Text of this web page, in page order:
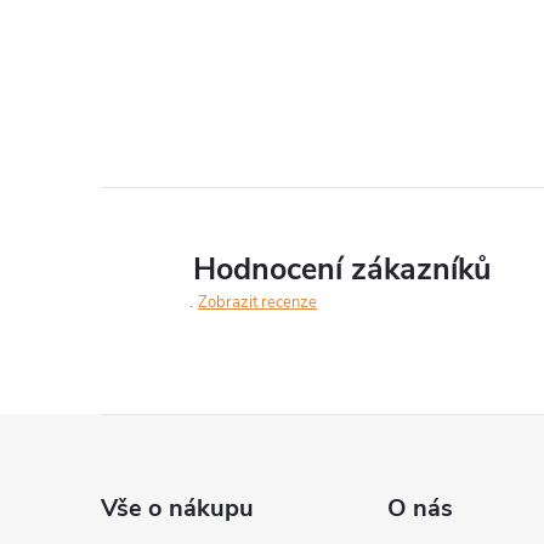
Hodnocení zákazníků
Zobrazit recenze
Vše o nákupu O nás